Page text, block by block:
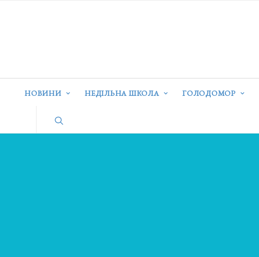
НОВИНИ НЕДІЛЬНА ШКОЛА ГОЛОДОМОР